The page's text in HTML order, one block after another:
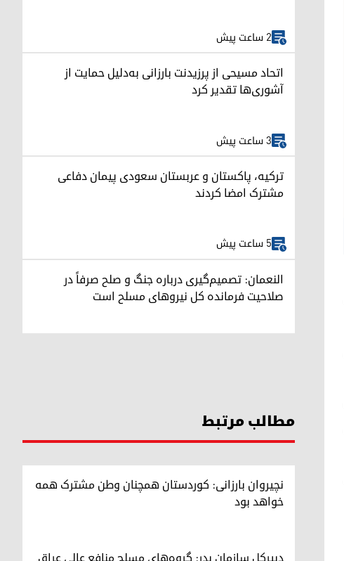
2 ساعت پیش
اتحاد مسیحی از پرزیدنت بارزانی به‌دلیل حمایت از
آشوری‌ها تقدیر کرد
3 ساعت پیش
ترکیه، پاکستان و عربستان سعودی پیمان دفاعی
مشترک امضا کردند
5 ساعت پیش
النعمان: تصمیم‌گیری درباره جنگ و صلح صرفاً در
صلاحیت فرمانده کل نیروهای مسلح است
مطالب مرتبط
نچیروان بارزانی: کوردستان همچنان وطن مشترک همه
خواهد بود